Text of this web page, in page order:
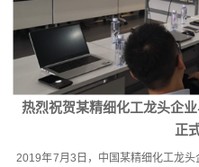
热烈祝贺某精细化工龙头企
正
2019年7月3日，中国某精细化工龙